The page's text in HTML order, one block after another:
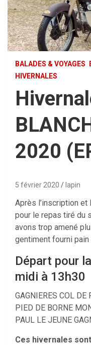
BALADES & VOYAGES
HIVERNALES
2020
5 février 2020 lapin
Après l’inscription et
pour le repas tiré du
avons trop amené
gentiment fourni
Départ pour
midi à 13h30
GAGNIERES COL DE
PIED DE BORNE
PAUL LE JEUNE
Ces hivernales